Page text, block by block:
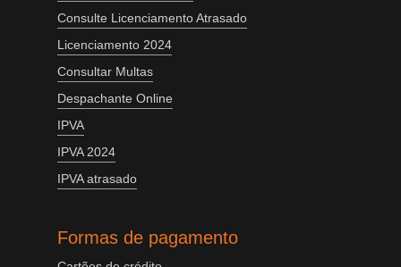
Consulte Licenciamento Atrasado
Licenciamento 2024
Consultar Multas
Despachante Online
IPVA
IPVA 2024
IPVA atrasado
Formas de pagamento